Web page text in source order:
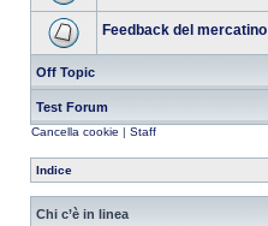
Feedback del mercatino
Off Topic
Test Forum
Cancella cookie | Staff
Indice
Chi c’è in linea